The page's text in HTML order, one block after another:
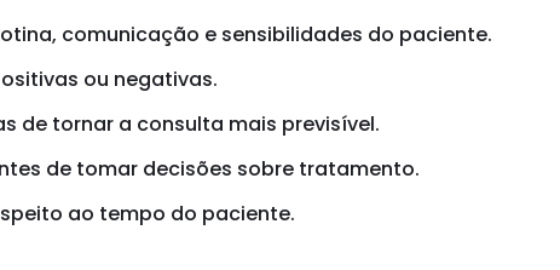
comunicação e sensibilidades do paciente.
ou negativas.
de tornar a consulta mais previsível.
de tomar decisões sobre tratamento.
ao tempo do paciente.